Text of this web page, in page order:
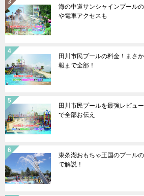
海の中道サンシャインプール
や電車アクセスも
田川市民プールの料金！まさ
報まで全部！
田川市民プールを最強レビュ
で全部お伝え
東条湖おもちゃ王国のプール
で解説！